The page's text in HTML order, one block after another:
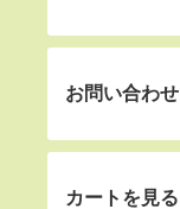
お問い合わせ
カートを見る